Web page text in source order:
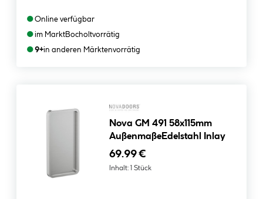
●Online verfügbar
●im MarktBocholtvorrätig
●9+in anderen Märktenvorrätig
Nova GM 491 58x115mm
AußenmaßeEdelstahl Inlay
69.99 €
Inhalt: 1 Stück